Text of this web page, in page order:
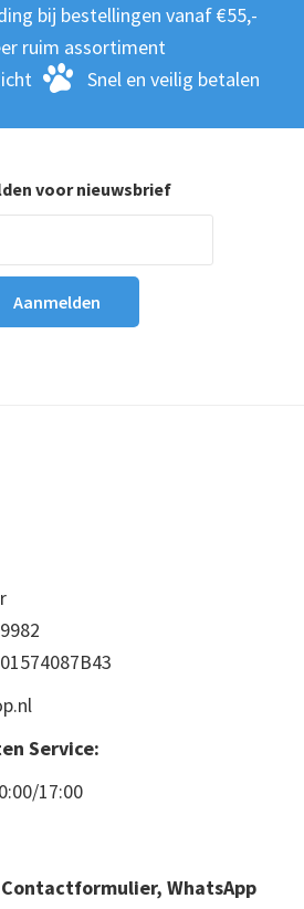
bij bestellingen vanaf €55,-
ruim assortiment
Snel en veilig betalen
voor nieuwsbrief
Service:
17:00
WhatsApp